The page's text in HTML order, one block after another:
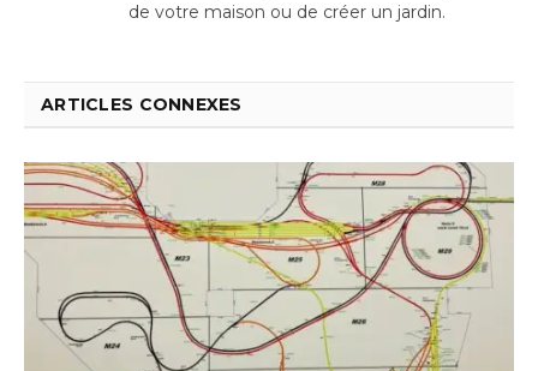
de votre maison ou de créer un jardin.
ARTICLES CONNEXES